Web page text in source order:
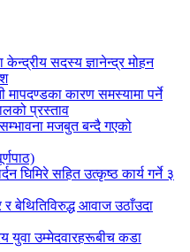
सदस्य ज्ञानेन्द्र मोहन
कारण समस्यामा पर्ने
प्रस्ताव
मजबुत बन्दै गएको
घिमिरे सहित उत्कृष्ठ कार्य गर्ने ३
बेथितिविरुद्ध आवाज उठाँउदा
युवा उम्मेदवारहरूबीच कडा